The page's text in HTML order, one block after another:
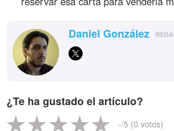
Daniel González
¿Te ha gustado el artículo?
-/5 (0 votos)